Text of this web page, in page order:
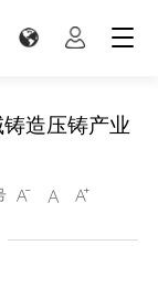
造压铸产业
  